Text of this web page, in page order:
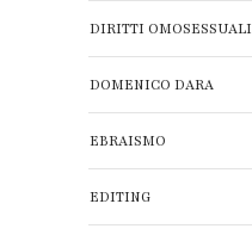
DIRITTI OMOSESSUALI
DOMENICO DARA
EBRAISMO
EDITING